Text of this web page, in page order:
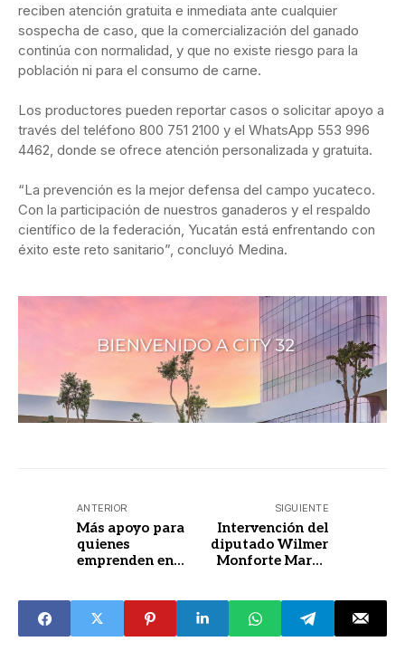
reciben atención gratuita e inmediata ante cualquier
sospecha de caso, que la comercialización del ganado
continúa con normalidad, y que no existe riesgo para la
población ni para el consumo de carne.
Los productores pueden reportar casos o solicitar apoyo a
través del teléfono 800 751 2100 y el WhatsApp 553 996
4462, donde se ofrece atención personalizada y gratuita.
“La prevención es la mejor defensa del campo yucateco.
Con la participación de nuestros ganaderos y el respaldo
científico de la federación, Yucatán está enfrentando con
éxito este reto sanitario”, concluyó Medina.
ANTERIOR
Más apoyo para
quienes
emprenden en
SIGUIENTE
Intervención del
diputado Wilmer
Monforte Marfil,
trabajo de la
Comisión
Permanente de